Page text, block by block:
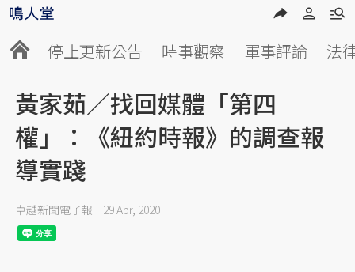
停止更新公告 時事觀察 軍事評論 法
黃家茹／找回媒體「第四
權」：《紐約時報》的調查報
導實踐
卓越新聞電子報 29 Apr, 2020